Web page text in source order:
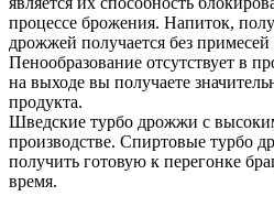
процессе брожения. Напиток,
дрожжей получается без примесей
Пенообразование отсутствует в
на выходе вы получаете
продукта.
Шведские турбо дрожжи с
производстве. Спиртовые турбо
получить готовую к перегонке
время.